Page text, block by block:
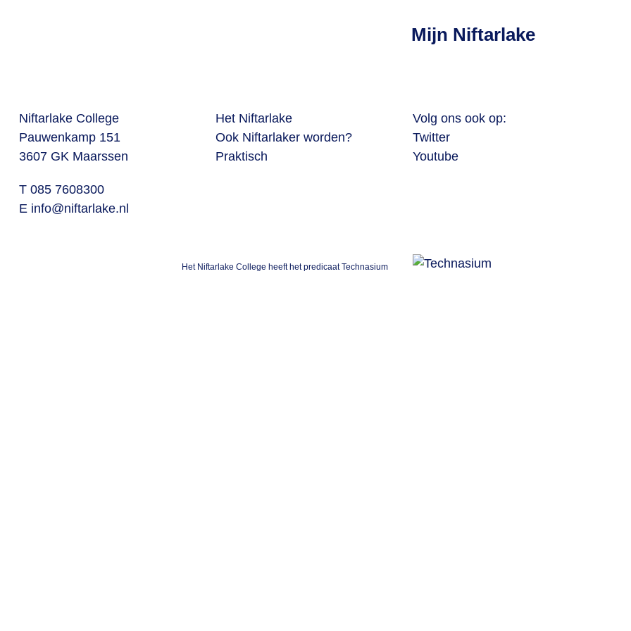
Mijn Niftarlake
Niftarlake College
Pauwenkamp 151
3607 GK Maarssen
T 085 7608300
E info@niftarlake.nl
Het Niftarlake
Ook Niftarlaker worden?
Praktisch
Volg ons ook op:
Twitter
Youtube
Het Niftarlake College heeft het predicaat Technasium